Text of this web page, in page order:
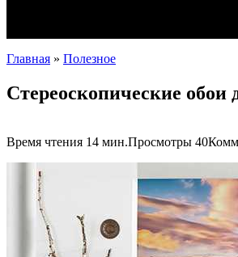
Главная » Полезное
Стереоскопические обои
Время чтения 14 мин.Просмотры 40